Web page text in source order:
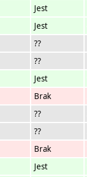
Jest
Jest
??
??
Jest
Brak
??
??
Brak
Jest